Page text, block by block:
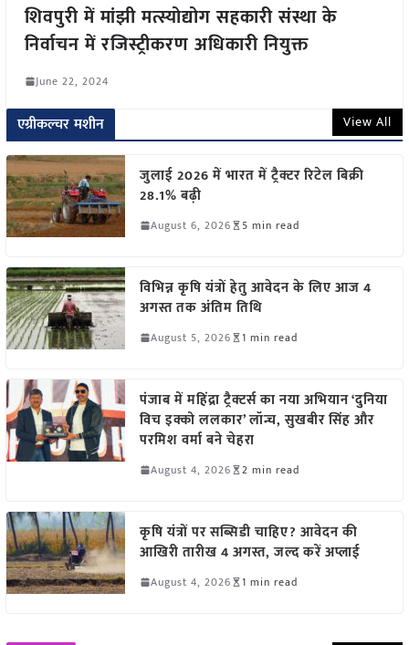
शिवपुरी में मांझी मत्स्योद्योग सहकारी संस्था के
निर्वाचन में रजिस्ट्रीकरण अधिकारी नियुक्त
June 22, 2024
एग्रीकल्चर मशीन View All
जुलाई 2026 में भारत में ट्रैक्टर रिटेल बिक्री
28.1% बढ़ी
August 6, 2026 5 min read
विभिन्न कृषि यंत्रों हेतु आवेदन के लिए आज 4
अगस्त तक अंतिम तिथि
August 5, 2026 1 min read
पंजाब में महिंद्रा ट्रैक्टर्स का नया अभियान ‘दुनिया
विच इक्को ललकार’ लॉन्च, सुखबीर सिंह और
परमिश वर्मा बने चेहरा
August 4, 2026 2 min read
कृषि यंत्रों पर सब्सिडी चाहिए? आवेदन की
आखिरी तारीख 4 अगस्त, जल्द करें अप्लाई
August 4, 2026 1 min read